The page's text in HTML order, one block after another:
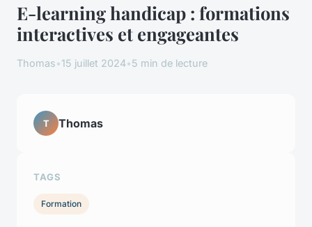
E-learning handicap : formations
interactives et engageantes
Thomas•15 juillet 2024•5 min de lecture
T Thomas
TAGS
Formation